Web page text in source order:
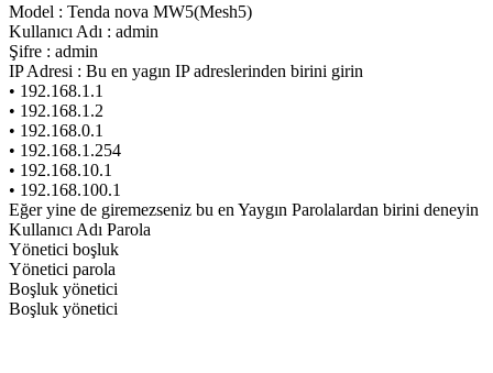
Model : Tenda nova MW5(Mesh5)
Kullanıcı Adı : admin
Şifre : admin
IP Adresi : Bu en yagın IP adreslerinden birini girin
• 192.168.1.1
• 192.168.1.2
• 192.168.0.1
• 192.168.1.254
• 192.168.10.1
• 192.168.100.1
Eğer yine de giremezseniz bu en Yaygın Parolalardan birini deneyin
Kullanıcı Adı Parola
Yönetici boşluk
Yönetici parola
Boşluk yönetici
Boşluk yönetici